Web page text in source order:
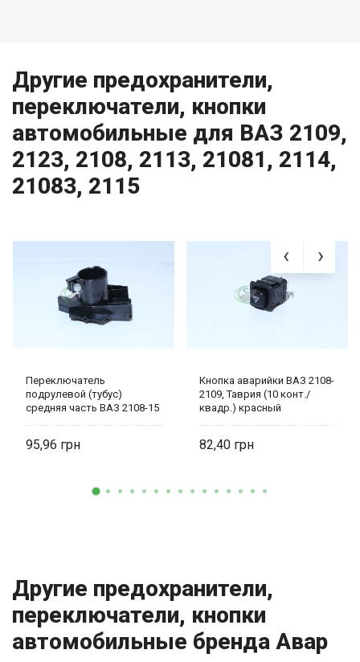
Другие предохранители,
переключатели, кнопки
автомобильные для ВАЗ 2109,
2123, 2108, 2113, 21081, 2114,
21083, 2115
Переключатель
подрулевой (тубус)
средняя часть ВАЗ 2108-15
95,96
Кнопка аварийки ВАЗ 2108-
2109, Таврия (10 конт./
квадр.) красный
82,40
Другие предохранители,
переключатели, кнопки
автомобильные бренда Авар